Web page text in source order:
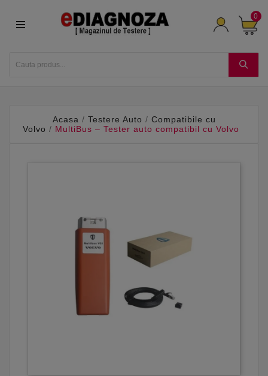
0
Acasa Testere Auto
Compatibile cu
Volvo
MultiBus – Tester auto compatibil cu Volvo